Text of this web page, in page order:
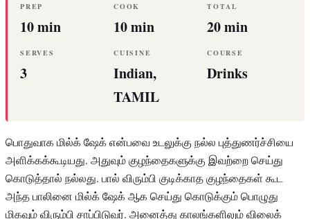
PREP
10 min
COOK
10 min
TOTAL
20 min
SERVES
3
CUISINE
Indian,
TAMIL
COURSE
Drinks
பொதுவாக மில்க் ஷேக் என்பவை உடலுக்கு நல்ல புத்துணர்ச்சியை
அளிக்கக்கூடியது. அதுவும் குழந்தைகளுக்கு இவற்றை செய்து
கொடுத்தால் நல்லது. பால் விரும்பி குடிக்காத குழந்தைகள் கூட
அந்த பாலினை மில்க் ஷேக் ஆக செய்து கொடுக்கும் பொழுது
மிகவும் விரும்பி சாப்பிடுவர். அனைத்து காலங்களிலும் விலைக்